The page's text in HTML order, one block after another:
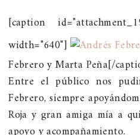
[caption
width="640"]
Febrero y Marta Peña[/
Entre el público nos
Febrero, siempre
Roja y gran amiga mía a